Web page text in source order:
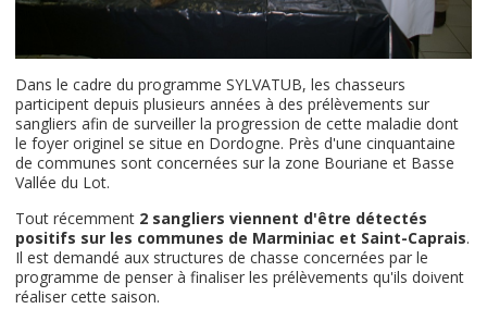
Dans le cadre du programme SYLVATUB, les chasseurs
participent depuis plusieurs années à des prélèvements sur
sangliers afin de surveiller la progression de cette maladie dont
le foyer originel se situe en Dordogne. Près d'une cinquantaine
de communes sont concernées sur la zone Bouriane et Basse
Vallée du Lot.
Tout récemment 2 sangliers viennent d'être détectés
positifs sur les communes de Marminiac et Saint-Caprais.
Il est demandé aux structures de chasse concernées par le
programme de penser à finaliser les prélèvements qu'ils doivent
réaliser cette saison.